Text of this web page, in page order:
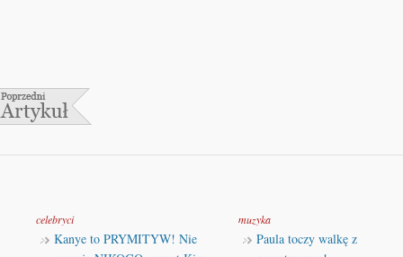
celebryci
Kanye to PRYMITYW! Nie
muzyka
Paula toczy walkę z